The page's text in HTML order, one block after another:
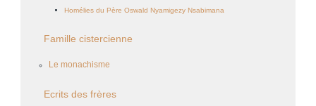
Homélies du Père Oswald Nyamigezy Nsabimana
Famille cistercienne
Le monachisme
Ecrits des frères